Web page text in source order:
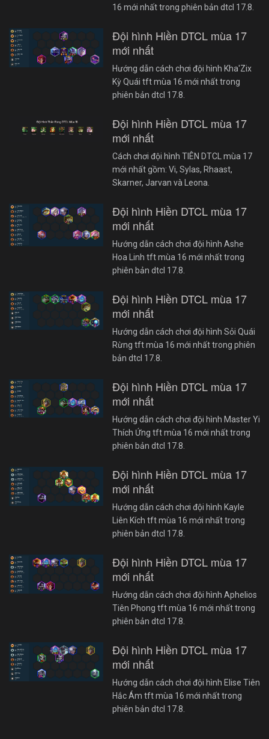
16 mới nhất trong phiên bản dtcl 17.8.
Đội hình Hiền DTCL mùa 17
mới nhất
Hướng dẫn cách chơi đội hình Kha'Zix
Kỳ Quái tft mùa 16 mới nhất trong
phiên bản dtcl 17.8.
Đội hình Hiền DTCL mùa 17
mới nhất
Cách chơi đội hình TIÊN DTCL mùa 17
mới nhất gồm: Vi, Sylas, Rhaast,
Skarner, Jarvan và Leona.
Đội hình Hiền DTCL mùa 17
mới nhất
Hướng dẫn cách chơi đội hình Ashe
Hoa Linh tft mùa 16 mới nhất trong
phiên bản dtcl 17.8.
Đội hình Hiền DTCL mùa 17
mới nhất
Hướng dẫn cách chơi đội hình Sỏi Quái
Rừng tft mùa 16 mới nhất trong phiên
bản dtcl 17.8.
Đội hình Hiền DTCL mùa 17
mới nhất
Hướng dẫn cách chơi đội hình Master Yi
Thích Ứng tft mùa 16 mới nhất trong
phiên bản dtcl 17.8.
Đội hình Hiền DTCL mùa 17
mới nhất
Hướng dẫn cách chơi đội hình Kayle
Liên Kích tft mùa 16 mới nhất trong
phiên bản dtcl 17.8.
Đội hình Hiền DTCL mùa 17
mới nhất
Hướng dẫn cách chơi đội hình Aphelios
Tiên Phong tft mùa 16 mới nhất trong
phiên bản dtcl 17.8.
Đội hình Hiền DTCL mùa 17
mới nhất
Hướng dẫn cách chơi đội hình Elise Tiên
Hắc Ám tft mùa 16 mới nhất trong
phiên bản dtcl 17.8.